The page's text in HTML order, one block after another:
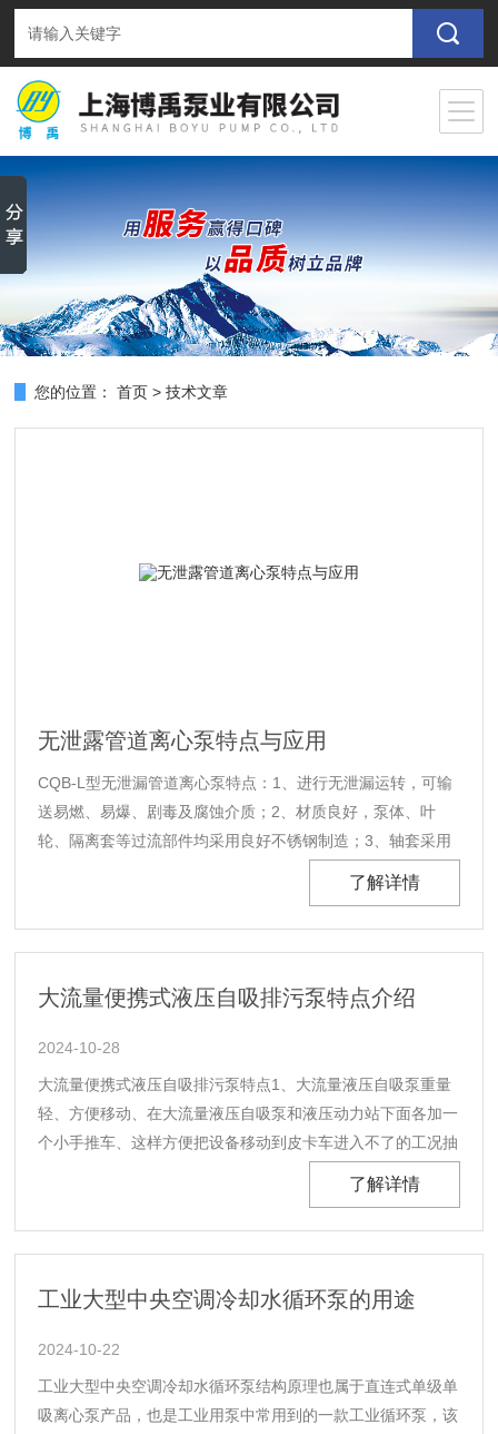
您的位置： 首页 >技术文章
无泄露管道离心泵特点与应用
CQB-L型无泄漏管道离心泵特点：1、进行无泄漏运转，可输
送易燃、易爆、剧毒及腐蚀介质；2、材质良好，泵体、叶
轮、隔离套等过流部件均采用良好不锈钢制造；3、轴套采用
高耐磨的碳化硅、碳化钨，滑动轴承采用碳石M106K，并设
构紧凑、占地面积小；5、振动小，噪音低，运行特别平稳；
6、泵的绝大多数零部件与CQB系......
了解详情
大流量便携式液压自吸排污泵特点介绍
2024-10-28
大流量便携式液压自吸排污泵特点1、大流量液压自吸泵重量
轻、方便移动、在大流量液压自吸泵和液压动力站下面各加一
个小手推车、这样方便把设备移动到皮卡车进入不了的工况抽
水作业、适用性非常好。2、大流量液压自吸泵不需要真空辅
高度只需要1-2分钟内即可出水。3、便携式液压......
了解详情
工业大型中央空调冷却水循环泵的用途
2024-10-22
工业大型中央空调冷却水循环泵结构原理也属于直连式单级单
吸离心泵产品，也是工业用泵中常用到的一款工业循环泵，该